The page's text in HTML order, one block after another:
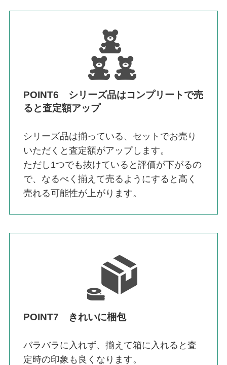
POINT6 シリーズ品はコンプリートで売
ると査定額アップ
シリーズ品は揃っている、セットでお売り
いただくと査定額がアップします。
ただし1つでも抜けていると評価が下がるの
で、なるべく揃えて売るようにすると高く
売れる可能性が上がります。
POINT7 きれいに梱包
バラバラに入れず、揃えて箱に入れると査
定時の印象も良くなります。